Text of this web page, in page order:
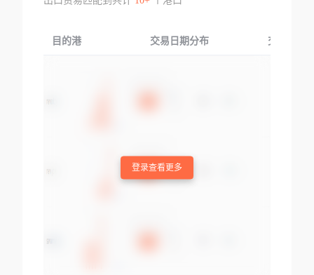
目的港 交易日期分布 交易产品
登录查看更多